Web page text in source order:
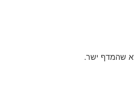
שהמדף ישר.